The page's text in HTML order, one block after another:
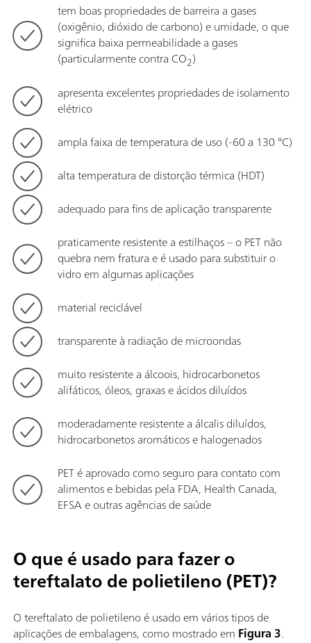
tem boas propriedades de barreira a gases
(oxigênio, dióxido de carbono) e umidade, o que
significa baixa permeabilidade a gases
(particularmente contra CO2)
apresenta excelentes propriedades de isolamento
elétrico
ampla faixa de temperatura de uso (-60 a 130 °C)
alta temperatura de distorção térmica (HDT)
adequado para fins de aplicação transparente
praticamente resistente a estilhaços – o PET não
quebra nem fratura e é usado para substituir o
vidro em algumas aplicações
material reciclável
transparente à radiação de microondas
muito resistente a álcoois, hidrocarbonetos
alifáticos, óleos, graxas e ácidos diluídos
moderadamente resistente a álcalis diluídos,
hidrocarbonetos aromáticos e halogenados
PET é aprovado como seguro para contato com
alimentos e bebidas pela FDA, Health Canada,
EFSA e outras agências de saúde
O que é usado para fazer o
tereftalato de polietileno (PET)?
O tereftalato de polietileno é usado em vários tipos de
aplicações de embalagens, como mostrado em Figura 3.